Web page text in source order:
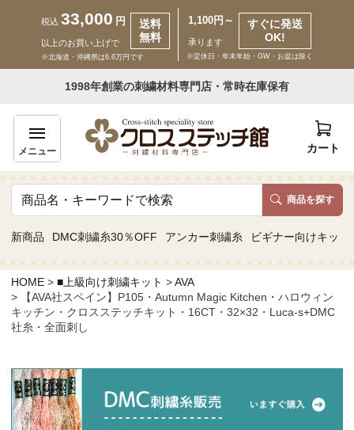
税込 33,000 円
以上のお買い上げで
送料
無料
※北海道・沖縄県は6.6万円です
1,100円～
承ります
すぐに発送
OK!
※定休日・年末年始・GW・お盆は除く
1998年創業の刺繍材料専門店・常時在庫保有
メニュー カート
商品を探す
新商品 DMC刺繍糸30％OFF アンカー刺繍糸 ビギナー向けキット
いらっしゃいませ ゲスト 様
商品一覧
カテゴリーから探す
取り扱いブランドから探す
当店について
HOME ■上級向け刺繍キット
AVA
【AVA社スペイン】P105・Autumn Magic Kitchen・ハロウィン
キッチン・クロスステッチキット・16CT・32×32・Luca-s+DMC
社糸・全面刺し